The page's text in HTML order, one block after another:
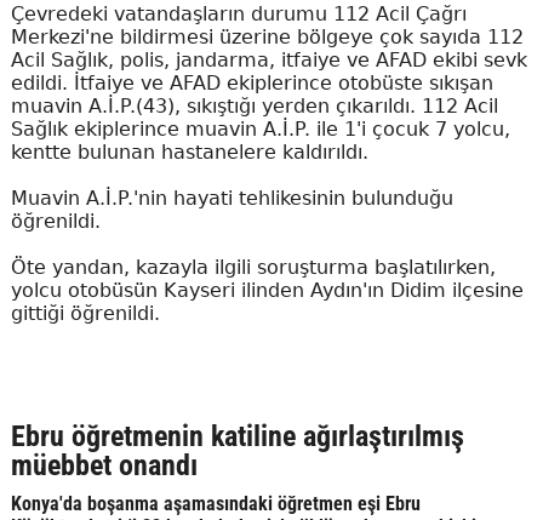
Çevredeki vatandaşların durumu 112 Acil Çağrı
Merkezi'ne bildirmesi üzerine bölgeye çok sayıda 112
Acil Sağlık, polis, jandarma, itfaiye ve AFAD ekibi sevk
edildi. İtfaiye ve AFAD ekiplerince otobüste sıkışan
muavin A.İ.P.(43), sıkıştığı yerden çıkarıldı. 112 Acil
Sağlık ekiplerince muavin A.İ.P. ile 1'i çocuk 7 yolcu,
kentte bulunan hastanelere kaldırıldı.
Muavin A.İ.P.'nin hayati tehlikesinin bulunduğu
öğrenildi.
Öte yandan, kazayla ilgili soruşturma başlatılırken,
yolcu otobüsün Kayseri ilinden Aydın'ın Didim ilçesine
gittiği öğrenildi.
Ebru öğretmenin katiline ağırlaştırılmış
müebbet onandı
Konya'da boşanma aşamasındaki öğretmen eşi Ebru